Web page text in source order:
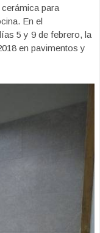
para
En el
5 y 9 de febrero, la
en pavimentos y